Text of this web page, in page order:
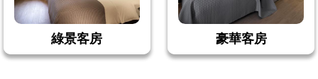
綠景客房 豪華客房